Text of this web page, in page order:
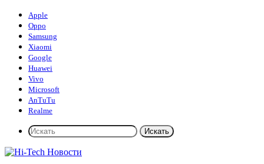
Apple
Oppo
Samsung
Xiaomi
Google
Huawei
Vivo
Microsoft
AnTuTu
Realme
Искать